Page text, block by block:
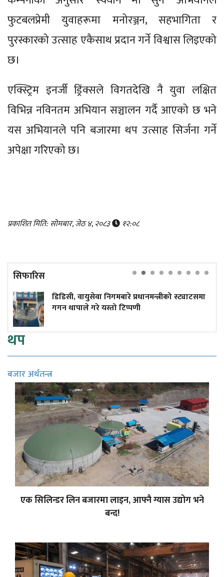
फुटबलप्रेमी युवाहरूमा मनोरञ्जन, सहभागिता र
पुरस्कारको उत्साह एकैसाथ प्रदान गर्ने विश्वास लिइएको
छ।
एक्स्ट्रिम इनर्जी ड्रिंक्सले विगतदेखि नै युवा लक्षित
विभिन्न नविनतम अभियान सञ्चालन गर्दै आएको छ भने
यस अभियानले पनि बजारमा थप उत्साह सिर्जना गर्ने
अपेक्षा गरिएको छ।
प्रकाशित मिति: सोमबार, जेठ ४, २०८३ १२:०८
सिफारिस
निगमबारे प्रधानमन्त्रीको स्ट्याटसमा
गरे यस्तो टिप्पणी
प्राचीन
थप
बजार अर्थतन्त्र
एक सिलिन्डर लिन बजारमा लाइन, आफ्नै ग्यास उद्योग भने
बन्द!